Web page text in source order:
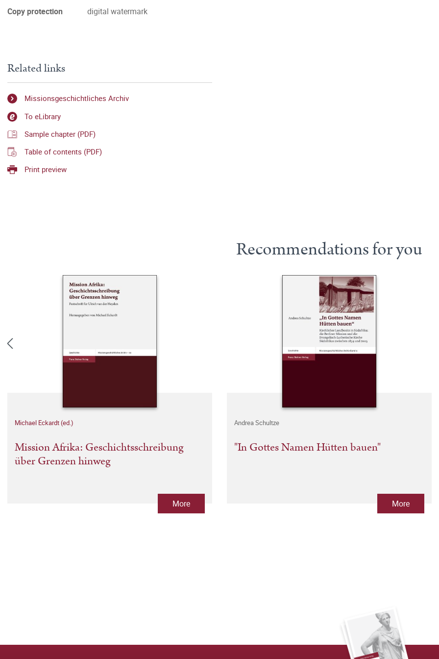
Copy protection digital watermark
Related links
Missionsgeschichtliches Archiv
To eLibrary
Sample chapter (PDF)
Table of contents (PDF)
Print preview
Recommendations for you
Michael Eckardt (ed.)
Mission Afrika: Geschichtsschreibung
über Grenzen hinweg
More
Andrea Schultze
"In Gottes Namen Hütten bauen"
More